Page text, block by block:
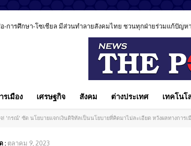
ดผนึกถึงสื่อมวลชน ขอรายงานข่าวเหตุรุนแรงอย่างรับผิดชอบ ชี้วิธีเล่
รเมือง เศรษฐกิจ สังคม ต่างประเทศ เทคโนโ
! 'กรณ์' ซัด นโยบายแจกเงินดิจิทัลเป็นนโยบายที่คิดมาไม่ละเอียด หวังผลทางการ
: ตุลาคม 9, 2023